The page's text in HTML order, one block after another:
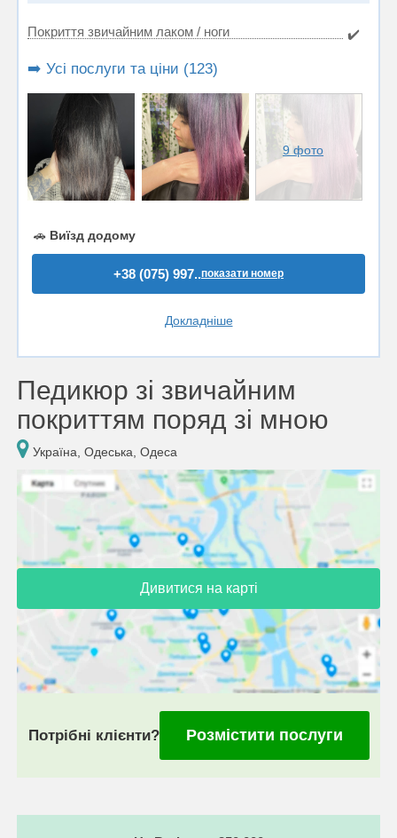
Покриття звичайним лаком / ноги ✔️
➡️ Усі послуги та ціни (123)
9 фото
🚗 Виїзд додому
+38 (075) 997..показати номер
Докладніше
Педикюр зі звичайним
покриттям поряд зі мною
Україна, Одеська, Одеса
Дивитися на карті
Потрібні клієнти? Розмістити послуги